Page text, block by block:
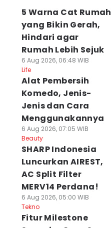
5 Warna Cat Rumah
yang Bikin Gerah,
Hindari agar
Rumah Lebih Sejuk
6 Aug 2026, 06:48 WIB
Life
Alat Pembersih
Komedo, Jenis-
Jenis dan Cara
Menggunakannya
6 Aug 2026, 07:05 WIB
Beauty
SHARP Indonesia
Luncurkan AIREST,
AC Split Filter
MERV14 Perdana!
6 Aug 2026, 05:00 WIB
Tekno
Fitur Milestone